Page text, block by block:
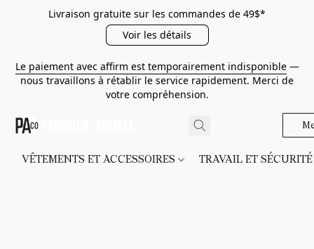
Livraison gratuite sur les commandes de 49$*
Voir les détails
Le paiement avec affirm est temporairement indisponible—
nous travaillons à rétablir le service rapidement. Merci de
votre compréhension.
VÊTEMENTS ET ACCESSOIRES TRAVAIL ET